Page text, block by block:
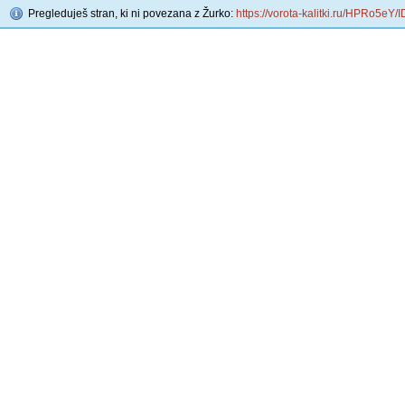
Pregleduješ stran, ki ni povezana z Žurko: https://vorota-kalitki.ru/HPRo5eY/